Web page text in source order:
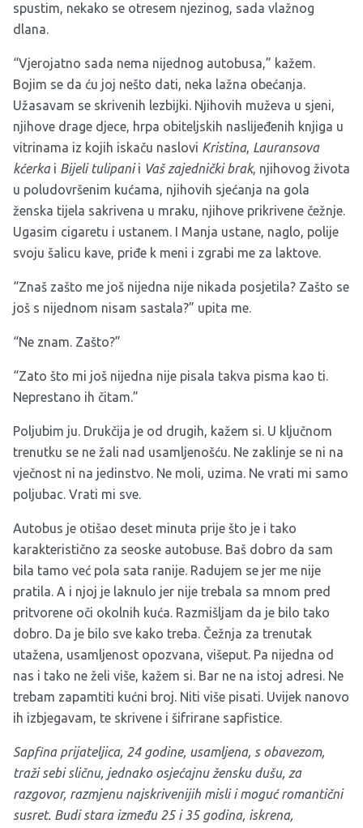
spustim, nekako se otresem njezinog, sada vlažnog
dlana.
“Vjerojatno sada nema nijednog autobusa,” kažem.
Bojim se da ću joj nešto dati, neka lažna obećanja.
Užasavam se skrivenih lezbijki. Njihovih muževa u sjeni,
njihove drage djece, hrpa obiteljskih naslijeđenih knjiga u
vitrinama iz kojih iskaču naslovi Kristina, Lauransova
kćerkai Bijeli tulipanii Vaš zajednički brak, njihovog života
u poludovršenim kućama, njihovih sjećanja na gola
ženska tijela sakrivena u mraku, njihove prikrivene čežnje.
Ugasim cigaretu i ustanem. I Manja ustane, naglo, polije
svoju šalicu kave, priđe k meni i zgrabi me za laktove.
“Znaš zašto me još nijedna nije nikada posjetila? Zašto se
još s nijednom nisam sastala?” upita me.
“Ne znam. Zašto?”
“Zato što mi još nijedna nije pisala takva pisma kao ti.
Neprestano ih čitam.”
Poljubim ju. Drukčija je od drugih, kažem si. U ključnom
trenutku se ne žali nad usamljenošću. Ne zaklinje se ni na
vječnost ni na jedinstvo. Ne moli, uzima. Ne vrati mi samo
poljubac. Vrati mi sve.
Autobus je otišao deset minuta prije što je i tako
karakteristično za seoske autobuse. Baš dobro da sam
bila tamo već pola sata ranije. Radujem se jer me nije
pratila. A i njoj je laknulo jer nije trebala sa mnom pred
pritvorene oči okolnih kuća. Razmišljam da je bilo tako
dobro. Da je bilo sve kako treba. Čežnja za trenutak
utažena, usamljenost opozvana, višeput. Pa nijedna od
nas i tako ne želi više, kažem si. Bar ne na istoj adresi. Ne
trebam zapamtiti kućni broj. Niti više pisati. Uvijek nanovo
ih izbjegavam, te skrivene i šifrirane sapfistice.
Sapfina prijateljica, 24 godine, usamljena, s obavezom,
traži sebi sličnu, jednako osjećajnu žensku dušu, za
razgovor, razmjenu najskrivenijih misli i moguć romantični
susret. Budi stara između 25 i 35 godina, iskrena,